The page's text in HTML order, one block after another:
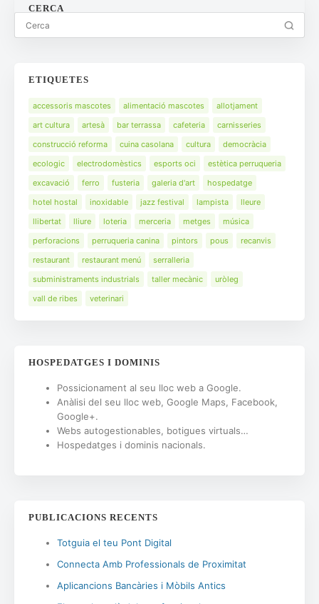
CERCA
ETIQUETES
accessoris mascotes alimentació mascotes
allotjament
art cultura
artesà bar terrassa cafeteria
carnisseries
construcció reforma
cuina casolana cultura
democràcia
ecologic
electrodomèstics esports oci
estètica perruqueria
excavació
ferro fusteria galeria d'art
hospedatge
hotel hostal
inoxidable jazz festival lampista
lleure
llibertat
lliure loteria merceria metges
música
perforacions
perruqueria canina pintors pous
recanvis
restaurant
restaurant menú
serralleria
subministraments industrials
taller mecànic
uròleg
vall de ribes
veterinari
HOSPEDATGES I DOMINIS
Possicionament al seu lloc web a Google.
Anàlisi del seu lloc web, Google Maps, Facebook,
Google+.
Webs autogestionables, botigues virtuals…
Hospedatges i dominis nacionals.
PUBLICACIONS RECENTS
Totguia el teu Pont Digital
Connecta Amb Professionals de Proximitat
Aplicancions Bancàries i Mòbils Antics